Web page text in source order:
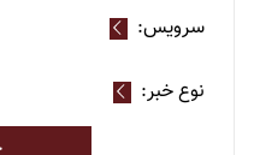
سرویس:
نوع خبر: